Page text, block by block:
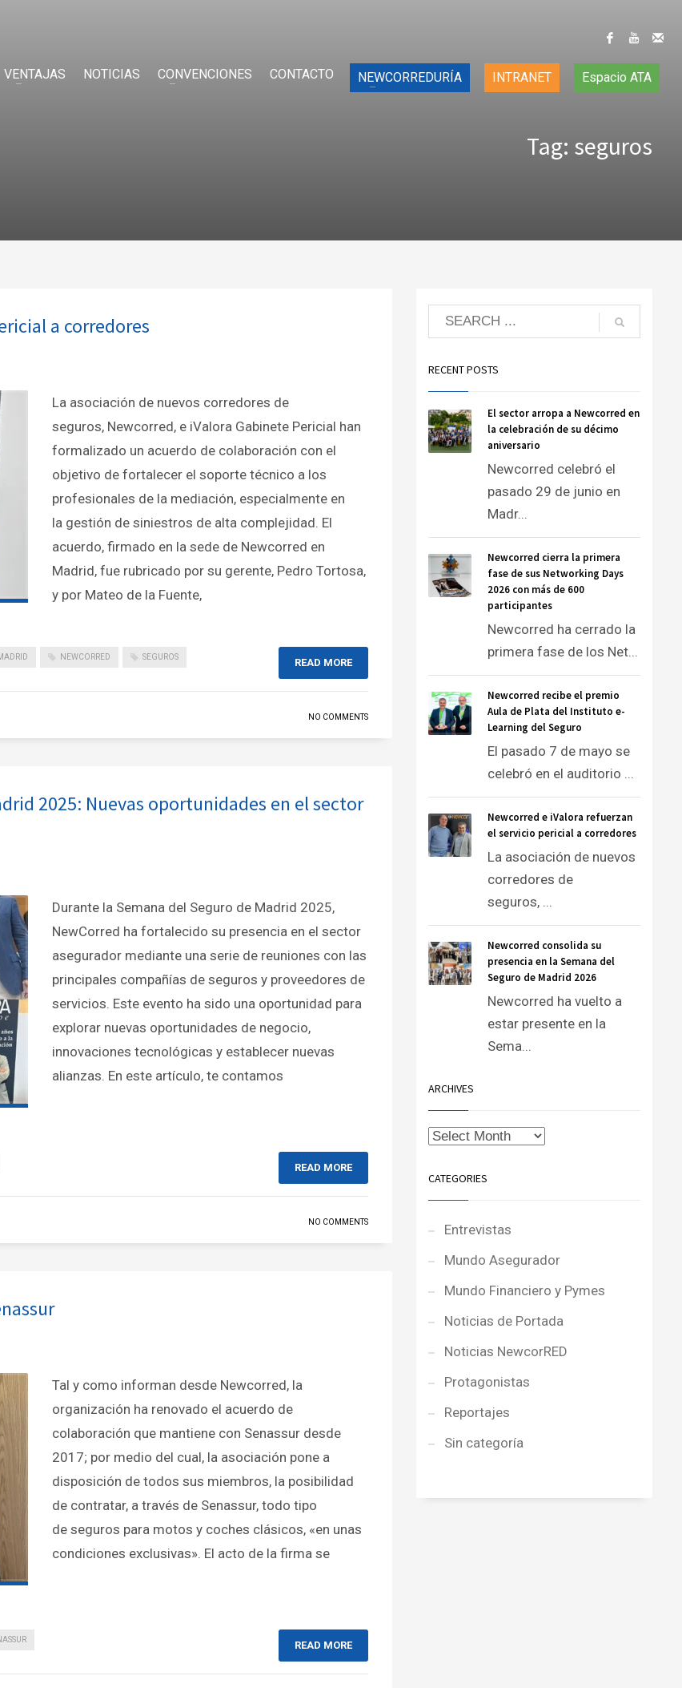
VENTAJAS NOTICIAS CONVENCIONES CONTACTO NEWCORREDURÍA INTRANET Espacio ATA
Tag: seguros
a corredores
La asociación de nuevos corredores de
seguros, Newcorred, e iValora Gabinete Pericial han
formalizado un acuerdo de colaboración con el
objetivo de fortalecer el soporte técnico a los
profesionales de la mediación, especialmente en
la gestión de siniestros de alta complejidad. El
acuerdo, firmado en la sede de Newcorred en
Madrid, fue rubricado por su gerente, Pedro Tortosa,
y por Mateo de la Fuente,
NEWCORRED SEGUROS READ MORE
NO COMMENTS
2025: Nuevas oportunidades en el sector
Durante la Semana del Seguro de Madrid 2025,
NewCorred ha fortalecido su presencia en el sector
asegurador mediante una serie de reuniones con las
principales compañías de seguros y proveedores de
servicios. Este evento ha sido una oportunidad para
explorar nuevas oportunidades de negocio,
innovaciones tecnológicas y establecer nuevas
alianzas. En este artículo, te contamos
READ MORE
NO COMMENTS
Tal y como informan desde Newcorred, la
organización ha renovado el acuerdo de
colaboración que mantiene con Senassur desde
2017; por medio del cual, la asociación pone a
disposición de todos sus miembros, la posibilidad
de contratar, a través de Senassur, todo tipo
de seguros para motos y coches clásicos, «en unas
condiciones exclusivas». El acto de la firma se
READ MORE
RECENT POSTS
El sector arropa a Newcorred en
la celebración de su décimo
aniversario
Newcorred celebró el
pasado 29 de junio en
Madr...
Newcorred cierra la primera
fase de sus Networking Days
2026 con más de 600
participantes
Newcorred ha cerrado la
primera fase de los Net...
Newcorred recibe el premio
Aula de Plata del Instituto e-
Learning del Seguro
El pasado 7 de mayo se
celebró en el auditorio ...
Newcorred e iValora refuerzan
el servicio pericial a corredores
La asociación de nuevos
corredores de
seguros, ...
Newcorred consolida su
presencia en la Semana del
Seguro de Madrid 2026
Newcorred ha vuelto a
estar presente en la
Sema...
ARCHIVES
CATEGORIES
Entrevistas
Mundo Asegurador
Mundo Financiero y Pymes
Noticias de Portada
Noticias NewcorRED
Protagonistas
Reportajes
Sin categoría